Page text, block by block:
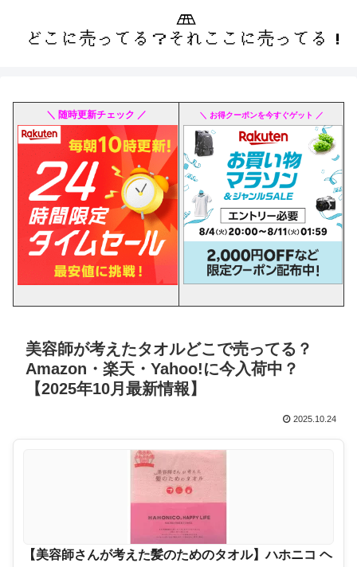
＼ 随時更新チェック ／ ＼ お得クーポンを今すぐゲット ／
美容師が考えたタオルどこで売ってる？
Amazon・楽天・Yahoo!に今入荷中？
【2025年10月最新情報】
2025.10.24
【美容師さんが考えた髪のためのタオル】ハホニコ ヘ